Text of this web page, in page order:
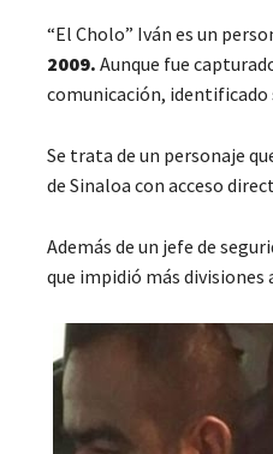
“El Cholo” Iván es un
2009. Aunque fue
comunicación, identificado
Se trata de un personaje
de Sinaloa con acceso
Además de un jefe de
que impidió más divisiones